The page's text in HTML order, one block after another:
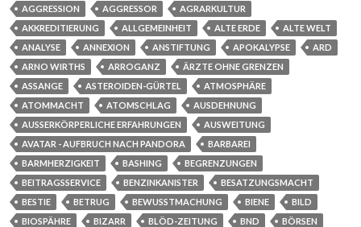
AGGRESSION
AGGRESSOR
AGRARKULTUR
AKKREDITIERUNG
ALLGEMEINHEIT ALTE ERDE
ALTE WELT
ANALYSE
ANNEXION ANSTIFTUNG APOKALYPSE
ARD
ARNO WIRTHS
ARROGANZ
ÄRZTE OHNE GRENZEN
ASSANGE
ASTEROIDEN-GÜRTEL
ATMOSPHÄRE
ATOMMACHT
ATOMSCHLAG
AUSDEHNUNG
AUSSERKÖRPERLICHE ERFAHRUNGEN
AUSWEITUNG
AVATAR - AUFBRUCH NACH PANDORA
BARBAREI
BARMHERZIGKEIT
BASHING
BEGRENZUNGEN
BEITRAGSSERVICE
BENZINKANISTER
BESATZUNGSMACHT
BESTIE
BETRUG BEWUSSTMACHUNG BIENE
BILD
BIOSPÄHRE
BIZARR BLÖD-ZEITUNG BND
BÖRSEN